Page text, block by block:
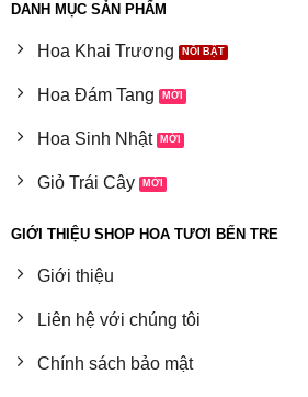
DANH MỤC SẢN PHẨM
Hoa Khai Trương
Hoa Đám Tang
Hoa Sinh Nhật
Giỏ Trái Cây
GIỚI THIỆU SHOP HOA TƯƠI BẾN TRE
Giới thiệu
Liên hệ với chúng tôi
Chính sách bảo mật